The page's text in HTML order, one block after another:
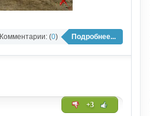
Подробнее...
Комментарии: (0)
+3